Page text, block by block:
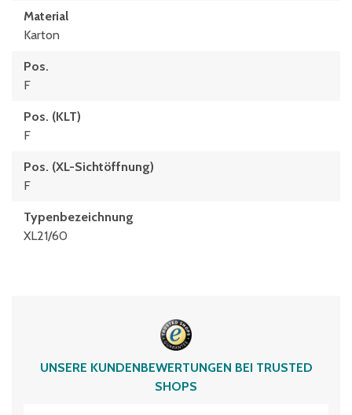
Material
Karton
Pos.
F
Pos. (KLT)
F
Pos. (XL-Sichtöffnung)
F
Typenbezeichnung
XL21/60
UNSERE KUNDENBEWERTUNGEN BEI TRUSTED
SHOPS